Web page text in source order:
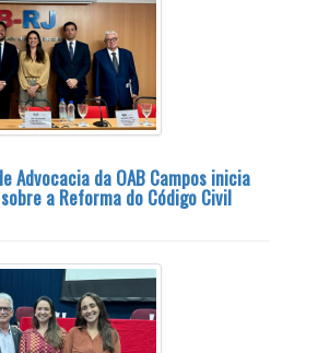
Advocacia da OAB Campos inicia
a Reforma do Código Civil